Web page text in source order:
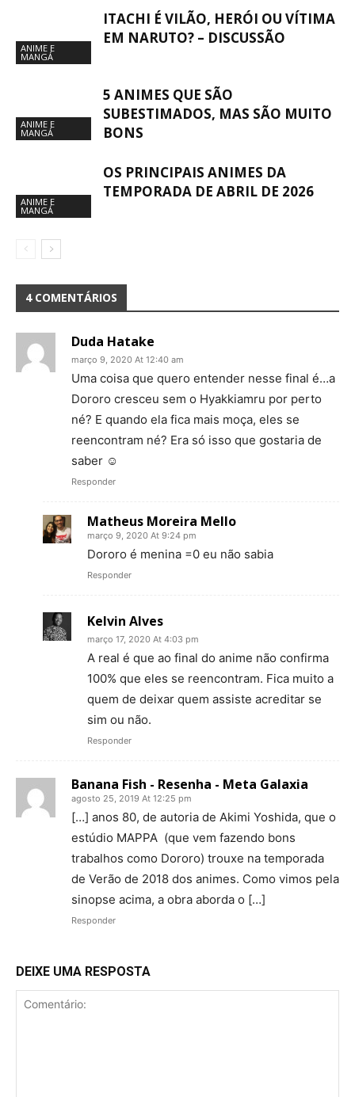
ANIME E
MANGÁ
ITACHI É VILÃO, HERÓI OU VÍTIMA
EM NARUTO? – DISCUSSÃO
ANIME E
MANGÁ
5 ANIMES QUE SÃO
SUBESTIMADOS, MAS SÃO MUITO
BONS
ANIME E
MANGÁ
OS PRINCIPAIS ANIMES DA
TEMPORADA DE ABRIL DE 2026
4 COMENTÁRIOS
Duda Hatake
março 9, 2020 At 12:40 am
Uma coisa que quero entender nesse final é…a
Dororo cresceu sem o Hyakkiamru por perto
né? E quando ela fica mais moça, eles se
reencontram né? Era só isso que gostaria de
saber ☺️
Responder
Matheus Moreira Mello
março 9, 2020 At 9:24 pm
Dororo é menina =0 eu não sabia
Responder
Kelvin Alves
março 17, 2020 At 4:03 pm
A real é que ao final do anime não confirma
100% que eles se reencontram. Fica muito a
quem de deixar quem assiste acreditar se
sim ou não.
Responder
Banana Fish - Resenha - Meta Galaxia
agosto 25, 2019 At 12:25 pm
[…] anos 80, de autoria de Akimi Yoshida, que o
estúdio MAPPA (que vem fazendo bons
trabalhos como Dororo) trouxe na temporada
de Verão de 2018 dos animes. Como vimos pela
sinopse acima, a obra aborda o […]
Responder
DEIXE UMA RESPOSTA